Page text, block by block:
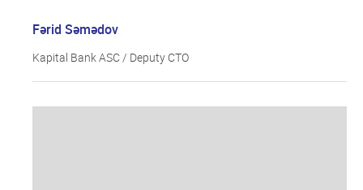
Fərid Səmədov
Kapital Bank ASC / Deputy CTO